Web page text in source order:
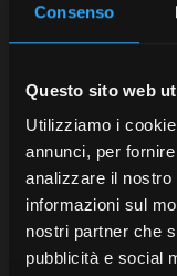
Consenso
Questo sito web
Utilizziamo i
annunci, per
analizzare il
informazioni sul
nostri partner che
pubblicità e social